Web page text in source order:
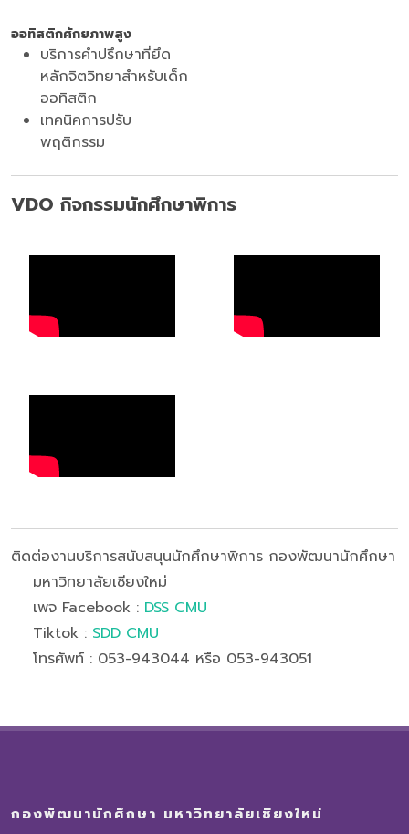
ออทิสติกศักยภาพสูง
บริการคำปรึกษาที่ยึด
หลักจิตวิทยาสำหรับเด็ก
ออทิสติก
เทคนิคการปรับ
พฤติกรรม
VDO กิจกรรมนักศึกษาพิการ
ติดต่องานบริการสนับสนุนนักศึกษาพิการ กองพัฒนานักศึกษา
มหาวิทยาลัยเชียงใหม่
เพจ Facebook : DSS CMU
Tiktok : SDD CMU
โทรศัพท์ : 053-943044 หรือ 053-943051
กองพัฒนานักศึกษา มหาวิทยาลัยเชียงใหม่